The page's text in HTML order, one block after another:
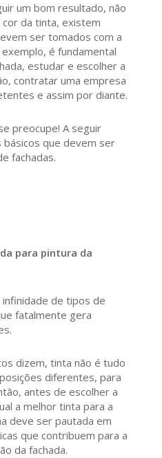
um bom resultado, não
da tinta, existem
ser tomados com a
é fundamental
estudar e escolher a
contratar uma empresa
e assim por diante.
preocupe! A seguir
básicos que devem ser
fachadas.
para pintura da
de tipos de
fatalmente gera
dizem, tinta não é tudo
diferentes, para
antes de escolher a
a melhor tinta para a
deve ser pautada em
que contribuem para a
da fachada.